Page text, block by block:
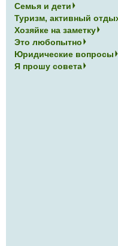
Семья и дети
Туризм, активный
Хозяйке на заметку
Это любопытно
Юридические вопросы
Я прошу совета